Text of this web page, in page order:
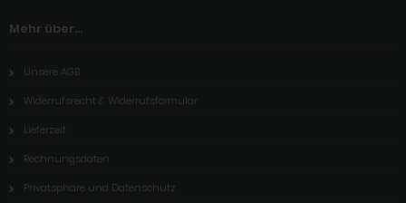
Mehr über...
Unsere AGB
Widerrufsrecht & Widerrufsformular
Lieferzeit
Rechnungsdaten
Privatsphäre und Datenschutz